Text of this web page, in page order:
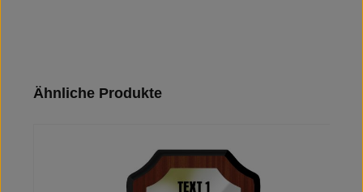
Produktgalerie überspringen
Ähnliche Produkte